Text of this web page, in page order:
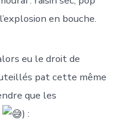
en bouche.
eu le droit de
pat cette même
que les
) :